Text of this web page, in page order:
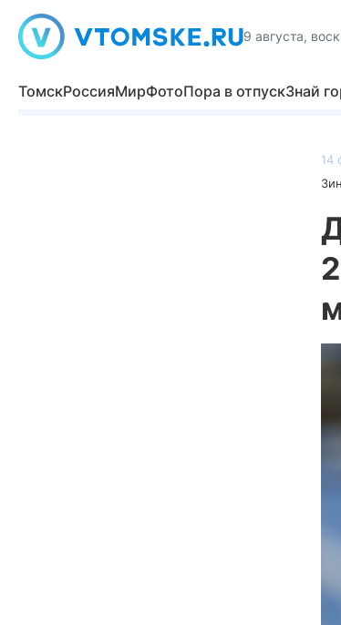
9 августа,
ТомскРоссияМирФотоПора в отпускЗнай
14